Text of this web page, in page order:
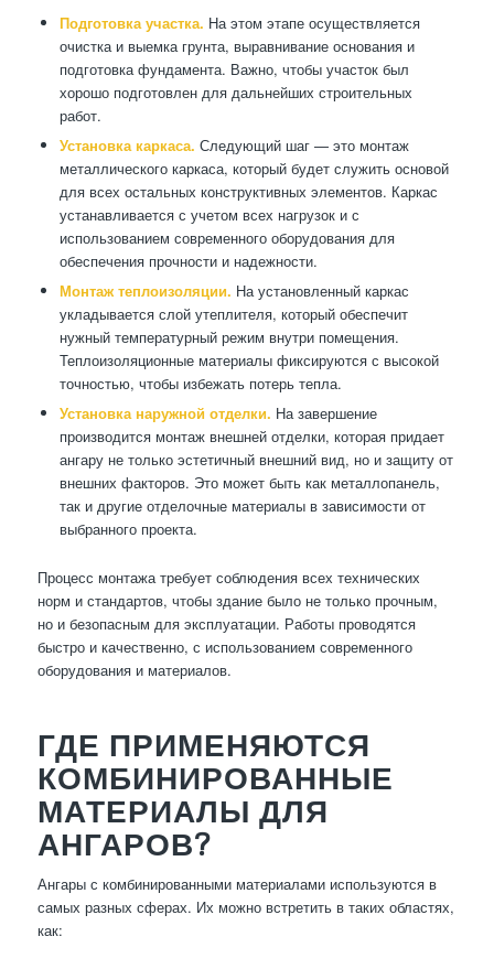
Подготовка участка. На этом этапе осуществляется
очистка и выемка грунта, выравнивание основания и
подготовка фундамента. Важно, чтобы участок был
хорошо подготовлен для дальнейших строительных
работ.
Установка каркаса. Следующий шаг — это монтаж
металлического каркаса, который будет служить основой
для всех остальных конструктивных элементов. Каркас
устанавливается с учетом всех нагрузок и с
использованием современного оборудования для
обеспечения прочности и надежности.
Монтаж теплоизоляции. На установленный каркас
укладывается слой утеплителя, который обеспечит
нужный температурный режим внутри помещения.
Теплоизоляционные материалы фиксируются с высокой
точностью, чтобы избежать потерь тепла.
Установка наружной отделки. На завершение
производится монтаж внешней отделки, которая придает
ангару не только эстетичный внешний вид, но и защиту от
внешних факторов. Это может быть как металлопанель,
так и другие отделочные материалы в зависимости от
выбранного проекта.
Процесс монтажа требует соблюдения всех технических
норм и стандартов, чтобы здание было не только прочным,
но и безопасным для эксплуатации. Работы проводятся
быстро и качественно, с использованием современного
оборудования и материалов.
ГДЕ ПРИМЕНЯЮТСЯ
КОМБИНИРОВАННЫЕ
МАТЕРИАЛЫ ДЛЯ
АНГАРОВ?
Ангары с комбинированными материалами используются в
самых разных сферах. Их можно встретить в таких областях,
как: